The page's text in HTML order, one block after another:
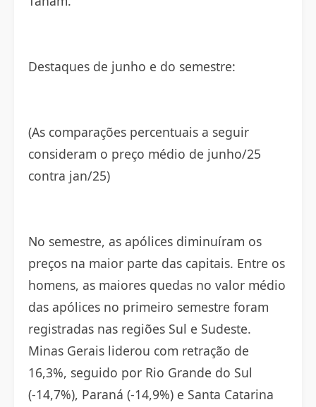
Destaques de junho e do semestre:
(As comparações percentuais a seguir
consideram o preço médio de junho/25
contra jan/25)
No semestre, as apólices diminuíram os
preços na maior parte das capitais. Entre os
homens, as maiores quedas no valor médio
das apólices no primeiro semestre foram
registradas nas regiões Sul e Sudeste.
Minas Gerais liderou com retração de
16,3%, seguido por Rio Grande do Sul
(-14,7%), Paraná (-14,9%) e Santa Catarina